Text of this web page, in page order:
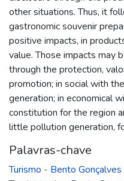
other situations. Thus, it
gastronomic souvenir
positive impacts, in
value. Those impacts may
through the protection,
promotion; in social with
generation; in economical
constitution for the region
little pollution generation,
Palavras-chave
Turismo - Bento Gonçalves